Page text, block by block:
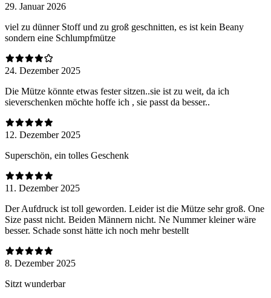
29. Januar 2026
viel zu dünner Stoff und zu groß geschnitten, es ist kein Beany
sondern eine Schlumpfmütze
24. Dezember 2025
Die Mütze könnte etwas fester sitzen..sie ist zu weit, da ich
sieverschenken möchte hoffe ich , sie passt da besser..
12. Dezember 2025
Superschön, ein tolles Geschenk
11. Dezember 2025
Der Aufdruck ist toll geworden. Leider ist die Mütze sehr groß. One
Size passt nicht. Beiden Männern nicht. Ne Nummer kleiner wäre
besser. Schade sonst hätte ich noch mehr bestellt
8. Dezember 2025
Sitzt wunderbar